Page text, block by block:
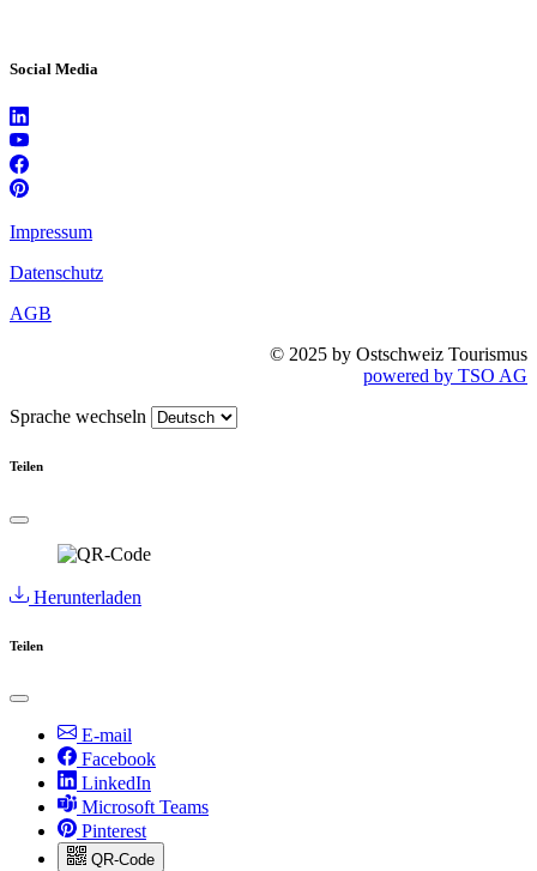
Social Media
Impressum
Datenschutz
AGB
© 2025 by Ostschweiz Tourismus
powered by TSO AG
Sprache wechseln
Teilen
Herunterladen
Teilen
E-mail
Facebook
LinkedIn
Microsoft Teams
Pinterest
QR-Code